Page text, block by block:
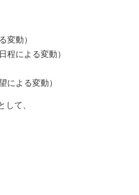
変動）
程による変動）
による変動）
して、